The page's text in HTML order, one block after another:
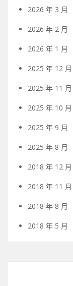
2026 年 3 月
2026 年 2 月
2026 年 1 月
2025 年 12 月
2025 年 11 月
2025 年 10 月
2025 年 9 月
2025 年 8 月
2018 年 12 月
2018 年 11 月
2018 年 8 月
2018 年 5 月